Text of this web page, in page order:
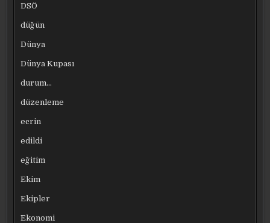
DSÖ
düğün
Dünya
Dünya Kupası
durum…
düzenleme
ecrin
edildi
eğitim
Ekim
Ekipler
Ekonomi